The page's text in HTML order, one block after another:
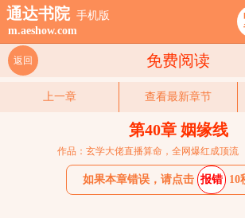
通达书院 手机版
m.aeshow.com
免费阅读
返回
上一章 查看最新章节
第40章 姻缘线
作品：玄学大佬直播算命，全网爆红成顶流
如果本章错误，请点击 报错 10